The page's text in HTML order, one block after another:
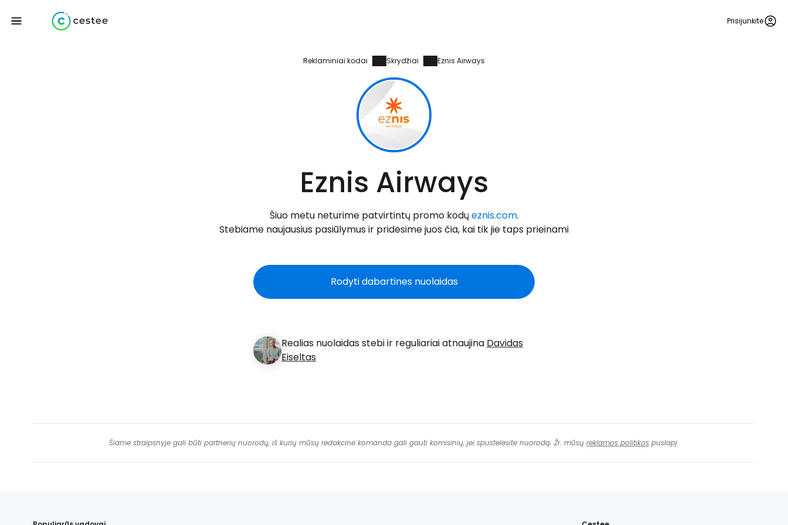
Prisijunkite
Reklaminiai kodai Skrydžiai Eznis Airways
Eznis Airways
Šiuo metu neturime patvirtintų promo kodųeznis.com.
Stebiame naujausius pasiūlymus ir pridėsime juos čia, kai tik jie taps prieinami
Rodyti dabartines nuolaidas
Realias nuolaidas stebi ir reguliariai atnaujina Davidas
Eiseltas
Šiame straipsnyje gali būti partnerių nuorodų, iš kurių mūsų redakcinė komanda gali gauti komisinių, jei spustelėsite nuorodą. Žr. mūsų reklamos politikos puslapį.
Prisijunkite prie Cestee
... pasaulinė kelionių bendruomenė
Tęsti su Google
Tęsti su Facebook